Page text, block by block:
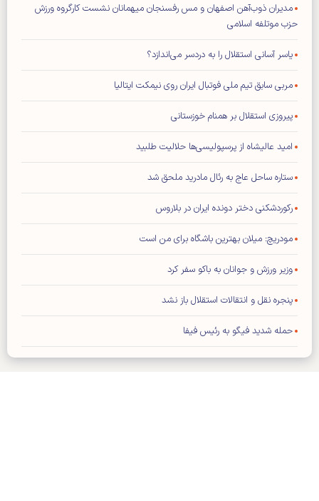
مدیران ذوب‌آهن اصفهان و مس رفسنجان میهمانان نشست کارگروه ورزش
حزب موتلفه اسلامی
یاسر آسانی استقلال را به دردسر می‌اندازد؟
مربی سابق تیم ملی فوتبال ایران روی نیمکت ایتالیا
پیروزی استقلال بر همنام خوزستانی
امید عالیشاه از پرسپولیسی‌ها حلالیت طلبید
ستاره ساحل عاج به رئال مادرید ملحق شد
رکوردشکنی دختر دونده ایران در بلاروس
مودریچ: میلان بهترین باشگاه برای من است
وزیر ورزش و جوانان به باکو سفر کرد
پنجره نقل و انتقالات استقلال باز نشد
حمله شدید فیگو به رئیس فیفا
توافق عالیشاه با گل گهر سیرجان